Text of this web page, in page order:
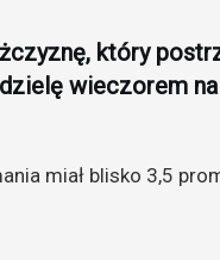
który
wieczorem
miał blisko 3,5